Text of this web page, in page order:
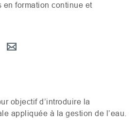
en formation continue et
objectif d’introduire la
appliquée à la gestion de l’eau.